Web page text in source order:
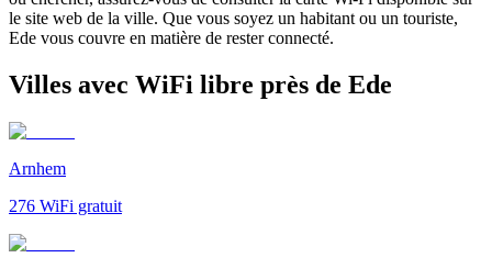
le site web de la ville. Que vous soyez un habitant ou un touriste,
Ede vous couvre en matière de rester connecté.
Villes avec WiFi libre près de Ede
Arnhem
276 WiFi gratuit